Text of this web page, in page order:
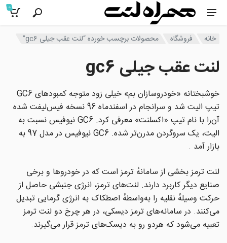
0
خانه فروشگاه محصولات برچسب خورده “لنت عقب جیلی gc6”
لنت عقب جیلی gc6
خوشبختانه «خودروسازان بم» خیلی زود متوجه کمبودهای GC6
تیپ الیت شد و سرانجام در اسفندماه 96 نسخه فیس‌لیفت شده
آن‌را با نام تیپ «اکسلنت» معرفی کرد. GC6 نیوفیس نسبت به
الیت، یک سروگردن مدرن‌تر شده. GC6 نیوفیس در مدل 97 به
بازار آمد .
لنت ترمز بخشی از سامانهٔ ترمز است که در خودروها و برخی
صنایع دیگر کاربرد دارند. لنت‌های ترمز، انرژی جنبشی حاصل از
حرکت وسیلهٔ نقلیه را به‌واسطهٔ اصطکاک به انرژی گرمایی تبدیل
می‌کنند. در سامانه‌های ترمز دیسکی، در هر چرخ دو لنت ترمز
تعبیه می‌شود که هردو رو به دیسک‌های ترمز قرار می‌گیرند.